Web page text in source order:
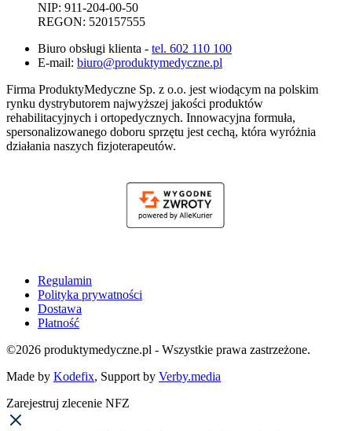
NIP: 911-204-00-50
REGON: 520157555
Biuro obsługi klienta - tel. 602 110 100
E-mail: biuro@produktymedyczne.pl
Firma ProduktyMedyczne Sp. z o.o. jest wiodącym na polskim
rynku dystrybutorem najwyższej jakości produktów
rehabilitacyjnych i ortopedycznych. Innowacyjna formuła,
spersonalizowanego doboru sprzętu jest cechą, która wyróżnia
działania naszych fizjoterapeutów.
Regulamin
Polityka prywatności
Dostawa
Płatność
©2026 produktymedyczne.pl - Wszystkie prawa zastrzeżone.
Made by Kodefix, Support by Verby.media
Zarejestruj zlecenie NFZ